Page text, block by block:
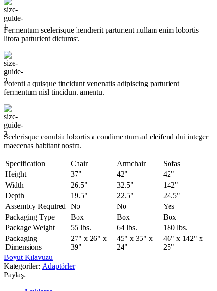
Fermentum scelerisque hendrerit parturient nullam enim lobortis
litora parturient dictumst.
Potenti a quisque tincidunt venenatis adipiscing parturient
fermentum nisl tinciduntamentu.
Scelerisque conubia lobortis a condimentum ad eleifend dui integer
maecenas habitant nostra.
Specification Chair Armchair
Sofas
Height
37" 42"
42"
Width
26.5" 32.5"
142"
Depth
19.5" 22.5"
24.5"
Assembly Required No No
Yes
Packaging Type
Box Box
Box
Package Weight
55 lbs. 64 lbs.
180 lbs.
Packaging
Dimensions
27" x 26" x
39"
45" x 35" x
24"
46" x 142" x
25"
Boyut Kılavuzu
Kategoriler: Adaptörler
Paylaş: